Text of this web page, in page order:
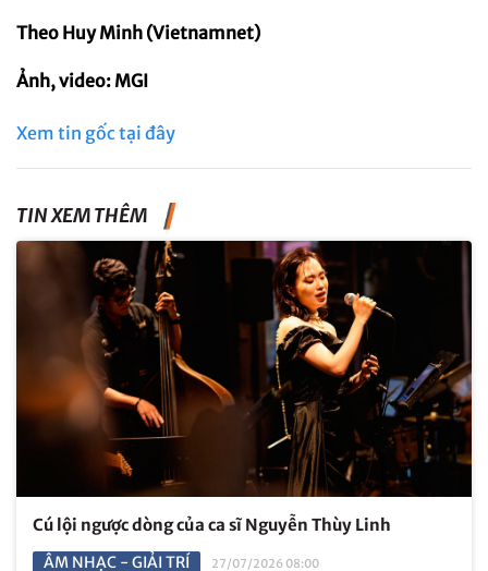
Theo Huy Minh (Vietnamnet)
Ảnh, video: MGI
Xem tin gốc tại đây
TIN XEM THÊM
Cú lội ngược dòng của ca sĩ Nguyễn Thùy Linh
ÂM NHẠC - GIẢI TRÍ 27/07/2026 08:00